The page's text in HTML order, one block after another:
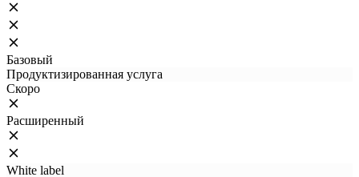
Базовый
Продуктизированная услуга
Скоро
Расширенный
White label